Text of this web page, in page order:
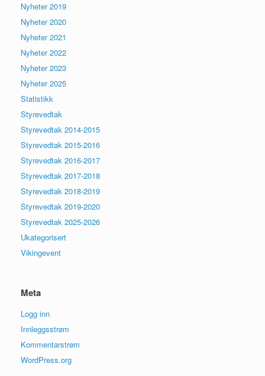
Nyheter 2019
Nyheter 2020
Nyheter 2021
Nyheter 2022
Nyheter 2023
Nyheter 2025
Statistikk
Styrevedtak
Styrevedtak 2014-2015
Styrevedtak 2015-2016
Styrevedtak 2016-2017
Styrevedtak 2017-2018
Styrevedtak 2018-2019
Styrevedtak 2019-2020
Styrevedtak 2025-2026
Ukategorisert
Vikingevent
Meta
Logg inn
Innleggsstrøm
Kommentarstrøm
WordPress.org